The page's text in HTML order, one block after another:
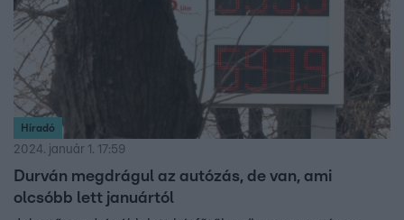
Híradó
2024. január 1. 17:59
Durván megdrágul az autózás, de van, ami
olcsóbb lett januártól